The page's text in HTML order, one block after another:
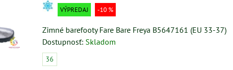
VÝPREDAJ -10 %
Zimné barefooty Fare Bare Freya B5647161 (EU 33-37)
Dostupnosť: Skladom
36